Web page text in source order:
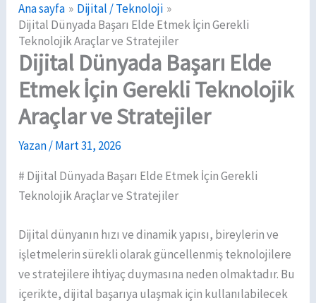
Ana sayfa
Dijital / Teknoloji
Dijital Dünyada Başarı Elde Etmek İçin Gerekli
Teknolojik Araçlar ve Stratejiler
Dijital Dünyada Başarı Elde
Etmek İçin Gerekli Teknolojik
Araçlar ve Stratejiler
Yazan/Mart 31, 2026
# Dijital Dünyada Başarı Elde Etmek İçin Gerekli
Teknolojik Araçlar ve Stratejiler
Dijital dünyanın hızı ve dinamik yapısı, bireylerin ve
işletmelerin sürekli olarak güncellenmiş teknolojilere
ve stratejilere ihtiyaç duymasına neden olmaktadır. Bu
içerikte, dijital başarıya ulaşmak için kullanılabilecek